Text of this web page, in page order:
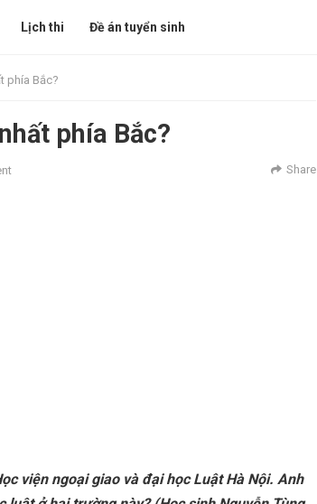
Lịch thi Đề án tuyển sinh
phía Bắc?
phía Bắc?
Share
viện ngoại giao và đại học Luật Hà Nội. Anh